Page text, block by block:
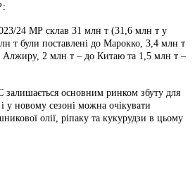
24 МР склав 31 млн т (31,6 млн т у
т були поставлені до Марокко, 3,4 млн т
Алжиру, 2 млн т – до Китаю та 1,5 млн т –
основним ринком збуту для
і у новому сезоні можна очікувати
олії, ріпаку та кукурудзи в цьому